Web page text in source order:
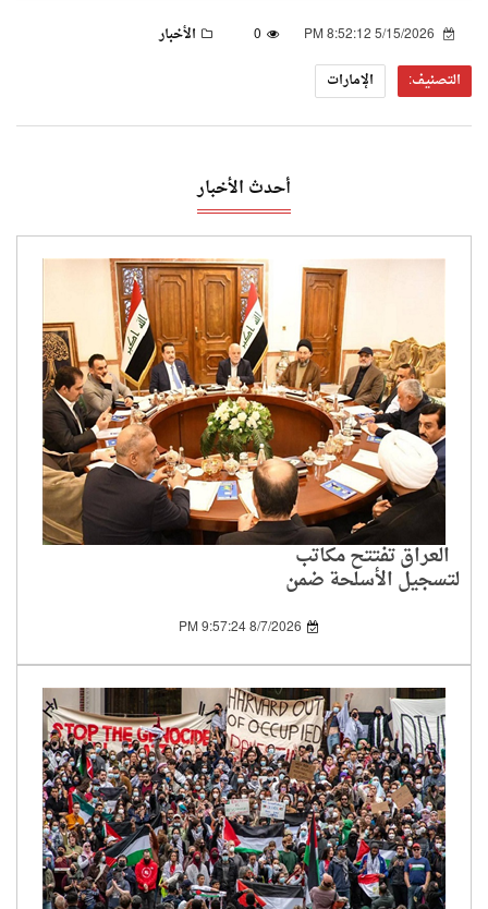
0
الأخبار
التصنيف:
الإمارات
أحدث الأخبار
العراق تفتتح مكاتب
لتسجيل الأسلحة ضمن
الفصائل بيد الدولة8/7/2026 9:57:24 PM